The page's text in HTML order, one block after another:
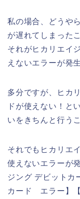
私の場合、どうや
が遅れてしまった
それがヒカリエイ
えないエラーが発
多分ですが、ヒカ
ドが使えない！と
いをきちんと行う
それでもヒカリエ
使えないエラーが
ジング デビットカ
カード エラー】